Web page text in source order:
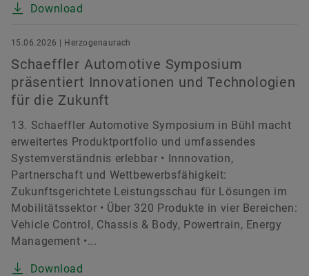
Download
15.06.2026 | Herzogenaurach
Schaeffler Automotive Symposium
präsentiert Innovationen und Technologien
für die Zukunft
13. Schaeffler Automotive Symposium in Bühl macht
erweitertes Produktportfolio und umfassendes
Systemverständnis erlebbar • Innnovation,
Partnerschaft und Wettbewerbsfähigkeit:
Zukunftsgerichtete Leistungsschau für Lösungen im
Mobilitätssektor • Über 320 Produkte in vier Bereichen:
Vehicle Control, Chassis & Body, Powertrain, Energy
Management •...
Download